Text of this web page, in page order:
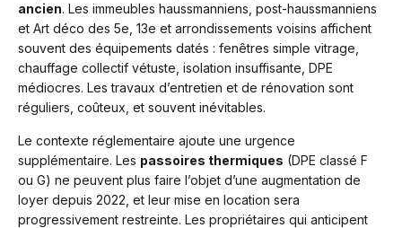
ancien. Les immeubles haussmanniens, post-haussmanniens
et Art déco des 5e, 13e et arrondissements voisins affichent
souvent des équipements datés : fenêtres simple vitrage,
chauffage collectif vétuste, isolation insuffisante, DPE
médiocres. Les travaux d’entretien et de rénovation sont
réguliers, coûteux, et souvent inévitables.
Le contexte réglementaire ajoute une urgence
supplémentaire. Les passoires thermiques (DPE classé F
ou G) ne peuvent plus faire l’objet d’une augmentation de
loyer depuis 2022, et leur mise en location sera
progressivement restreinte. Les propriétaires qui anticipent